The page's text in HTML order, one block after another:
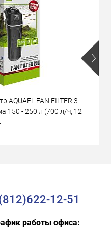
AQUAEL FAN FILTER 3
150 - 250 л (700 л/ч, 12
12-51
работы офиса: